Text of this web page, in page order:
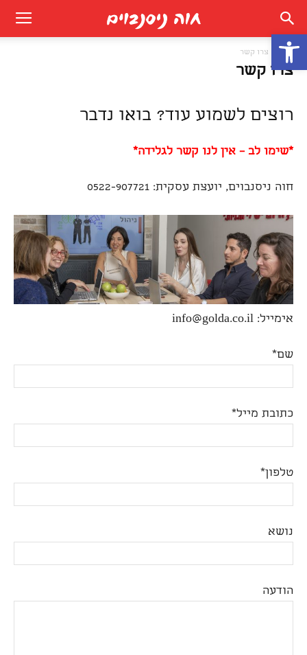
פתח סרגל נגישות
צרו קשר
צרו קשר
רוצים לשמוע עוד? בואו נדבר
*שימו לב – אין לנו קשר לגלידה*
חוה ניסנבוים, יועצת עסקית: 0522-907721
אימייל: info@golda.co.il
שם*
כתובת מייל*
טלפון*
נושא
הודעה